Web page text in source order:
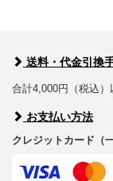
送料・代金引換
合計4,000円（税込
お支払い方法
クレジットカード（